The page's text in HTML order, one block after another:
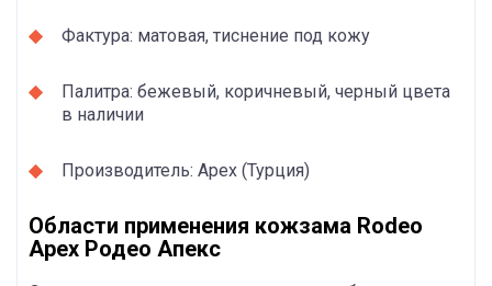
Фактура: матовая, тиснение под кожу
Палитра: бежевый, коричневый, черный цвета
в наличии
Производитель: Apex (Турция)
Области применения кожзама Rodeo
Apex Родео Апекс